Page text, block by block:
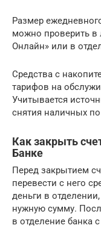
Размер
можно проверить
Онлайн» или в
Средства с
тарифов на
Учитывается
снятия наличных
Как закрыть
Банке
Перед закрытием
перевести с него
деньги в
нужную сумму.
в отделение банка